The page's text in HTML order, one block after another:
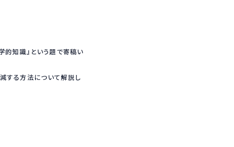
知識』という題で寄稿い
する方法について解説し